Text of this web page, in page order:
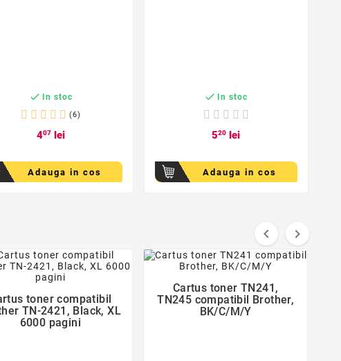
 In stoc
(6)
407lei
Adauga in cos
 In stoc
520 lei
Adauga in cos
 

favorite_border
toner compatibil
TN-2421, Black, XL
6000 pagini

favorite_border
Cartus toner TN241,
TN245 compatibil Brother,
BK/C/M/Y